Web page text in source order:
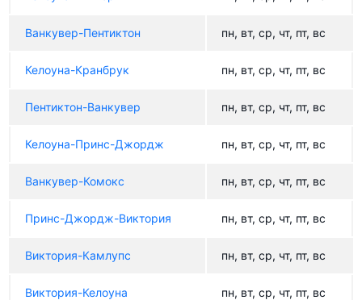
Ванкувер-Пентиктон пн, вт, ср, чт, пт, вс
Келоуна-Кранбрук пн, вт, ср, чт, пт, вс
Пентиктон-Ванкувер пн, вт, ср, чт, пт, вс
Келоуна-Принс-Джордж пн, вт, ср, чт, пт, вс
Ванкувер-Комокс пн, вт, ср, чт, пт, вс
Принс-Джордж-Виктория пн, вт, ср, чт, пт, вс
Виктория-Камлупс пн, вт, ср, чт, пт, вс
Виктория-Келоуна пн, вт, ср, чт, пт, вс